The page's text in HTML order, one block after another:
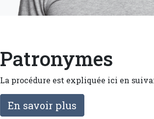
Corps
Patronymes
La procédure est expliquée ici en
En savoir plus